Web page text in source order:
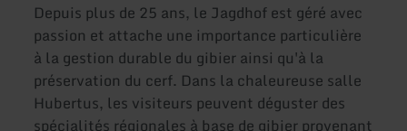
Depuis plus de 25 ans, le Jagdhof est géré avec
passion et attache une importance particulière
à la gestion durable du gibier ainsi qu'à la
préservation du cerf. Dans la chaleureuse salle
Hubertus, les visiteurs peuvent déguster des
spécialités régionales à base de gibier provenant